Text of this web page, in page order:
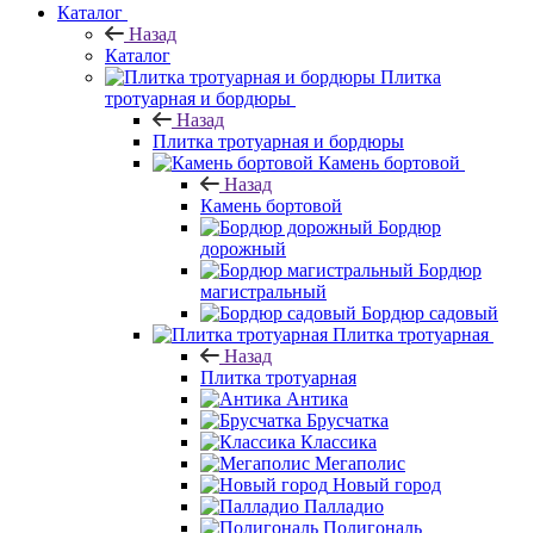
Каталог
Назад
Каталог
Плитка
тротуарная и бордюры
Назад
Плитка тротуарная и бордюры
Камень бортовой
Назад
Камень бортовой
Бордюр
дорожный
Бордюр
магистральный
Бордюр садовый
Плитка тротуарная
Назад
Плитка тротуарная
Антика
Брусчатка
Классика
Мегаполис
Новый город
Палладио
Полигональ